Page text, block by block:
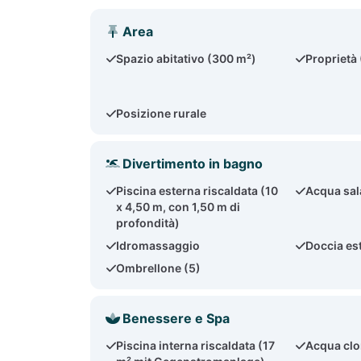
Area
Spazio abitativo (300 m²) Proprietà
Posizione rurale
Divertimento in bagno
Piscina esterna riscaldata (10
x 4,50 m, con 1,50 m di
profondità)
Acqua
Idromassaggio
Doccia
Ombrellone (5)
Benessere e Spa
Piscina interna riscaldata (17
Acqua